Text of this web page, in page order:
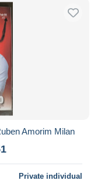
Amorim Milan
Private individual